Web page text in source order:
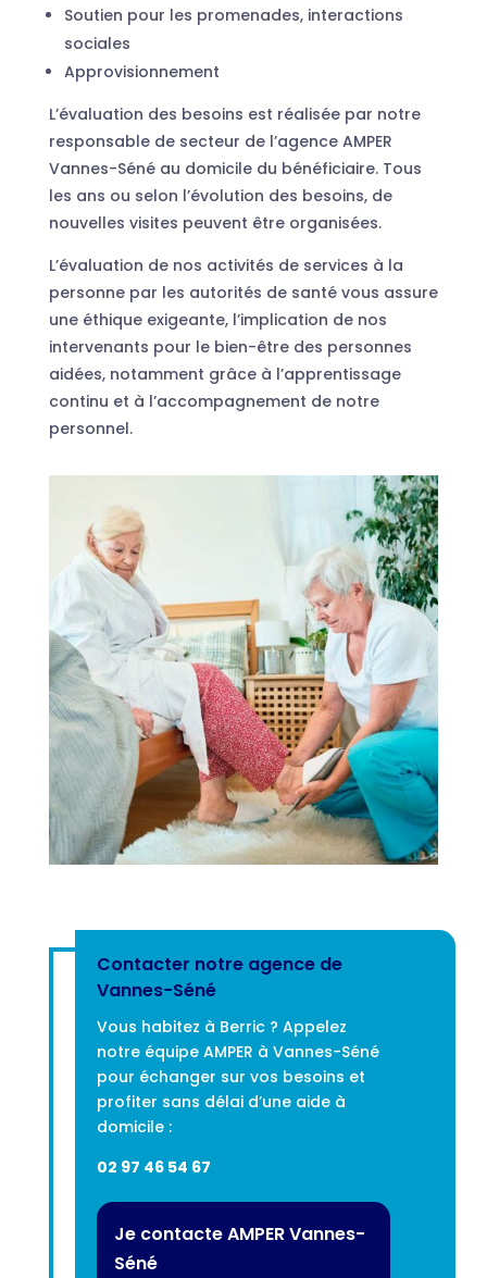
Soutien pour les promenades, interactions
sociales
Approvisionnement
L’évaluation des besoins est réalisée par notre
responsable de secteur de l’agence AMPER
Vannes-Séné au domicile du bénéficiaire. Tous
les ans ou selon l’évolution des besoins, de
nouvelles visites peuvent être organisées.
L’évaluation de nos activités de services à la
personne par les autorités de santé vous assure
une éthique exigeante, l’implication de nos
intervenants pour le bien-être des personnes
aidées, notamment grâce à l’apprentissage
continu et à l’accompagnement de notre
personnel.
Contacter notre agence de
Vannes-Séné
Vous habitez à Berric ? Appelez
notre équipe AMPER à Vannes-Séné
pour échanger sur vos besoins et
profiter sans délai d’une aide à
domicile :
02 97 46 54 67
Je contacte AMPER Vannes-
Séné